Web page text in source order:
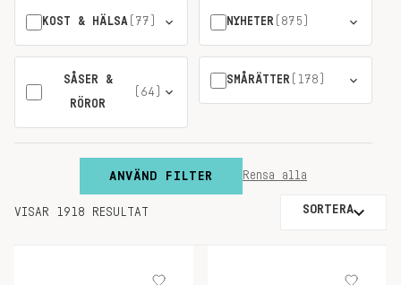
KOST & HÄLSA (77) NYHETER (875)
SÅSER &
RÖROR
(64)
SMÅRÄTTER (178)
ANVÄND FILTER Rensa alla
VISAR 1918 RESULTAT SORTERA